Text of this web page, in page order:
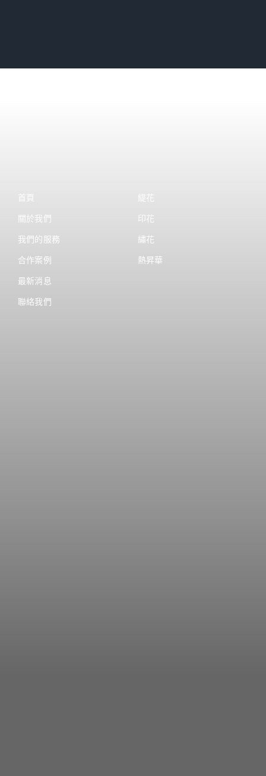
首頁
關於我們
我們的服務
合作案例
最新消息
聯絡我們
緹花
印花
繡花
熱昇華